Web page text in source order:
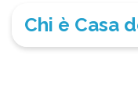
Chi è Casa